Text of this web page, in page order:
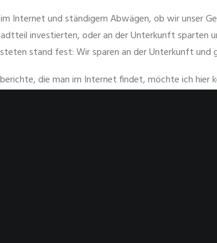
Internet und ständigem Abwägen, ob wir unser
investierten, oder an der Unterkunft sparten
stand fest: Wir sparen an der Unterkunft und
die man im Internet findet, möchte ich hier